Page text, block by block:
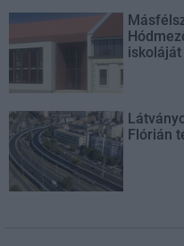
iskoláját
Flórián